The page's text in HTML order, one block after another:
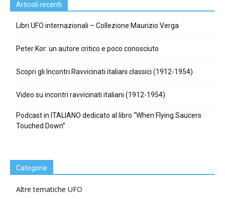
Articoli recenti
Libri UFO internazionali – Collezione Maurizio Verga
Peter Kor: un autore critico e poco conosciuto
Scopri gli Incontri Ravvicinati italiani classici (1912-1954)
Video su incontri ravvicinati italiani (1912-1954)
Podcast in ITALIANO dedicato al libro “When Flying Saucers
Touched Down”
Categorie
Altre tematiche UFO